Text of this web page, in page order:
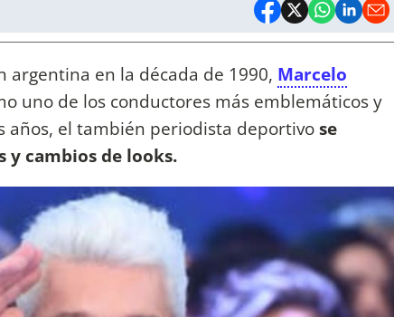
argentina en la década de 1990, Marcelo
uno de los conductores más emblemáticos y
años, el también periodista deportivose
cambios de looks.